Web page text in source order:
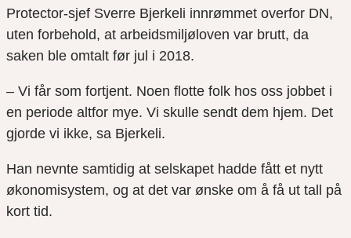
Protector-sjef Sverre Bjerkeli innrømmet overfor DN,
uten forbehold, at arbeidsmiljøloven var brutt, da
saken ble omtalt før jul i 2018.
– Vi får som fortjent. Noen flotte folk hos oss jobbet i
en periode altfor mye. Vi skulle sendt dem hjem. Det
gjorde vi ikke, sa Bjerkeli.
Han nevnte samtidig at selskapet hadde fått et nytt
økonomisystem, og at det var ønske om å få ut tall på
kort tid.